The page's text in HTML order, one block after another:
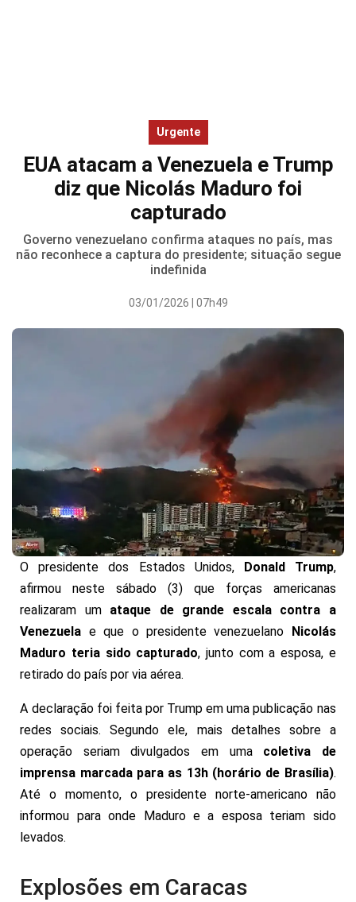
Urgente
EUA atacam a Venezuela e Trump
diz que Nicolás Maduro foi
capturado
Governo venezuelano confirma ataques no país, mas
não reconhece a captura do presidente; situação segue
indefinida
03/01/2026 | 07h49
O presidente dos Estados Unidos, Donald Trump,
afirmou neste sábado (3) que forças americanas
realizaram um ataque de grande escala contra a
Venezuela e que o presidente venezuelano Nicolás
Maduro teria sido capturado, junto com a esposa, e
retirado do país por via aérea.
A declaração foi feita por Trump em uma publicação nas
redes sociais. Segundo ele, mais detalhes sobre a
operação seriam divulgados em uma coletiva de
imprensa marcada para as 13h (horário de Brasília).
Até o momento, o presidente norte-americano não
informou para onde Maduro e a esposa teriam sido
levados.
Explosões em Caracas